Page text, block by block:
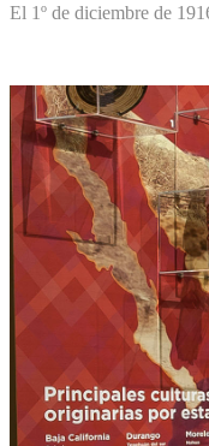
El 1º de diciembre de